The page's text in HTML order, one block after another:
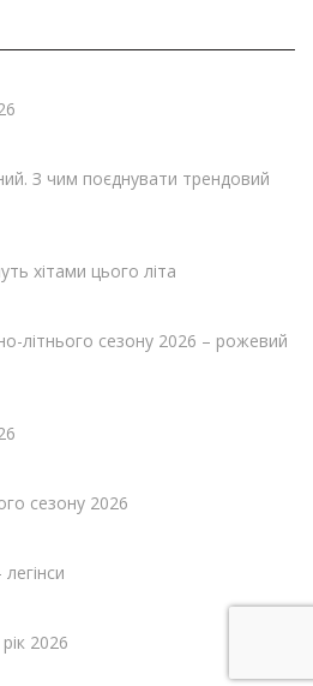
З чим поєднувати трендовий
хітами цього літа
літнього сезону 2026 – рожевий
сезону 2026
2026